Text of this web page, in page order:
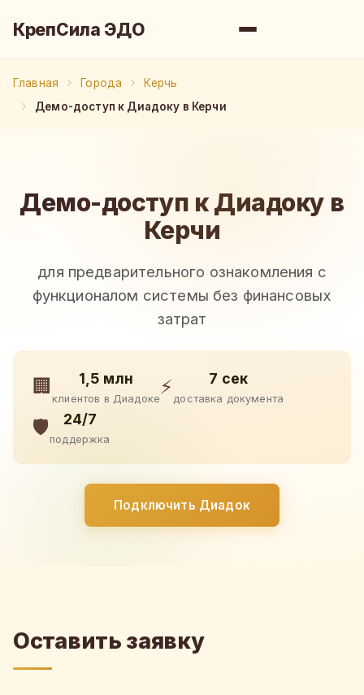
КрепСила ЭДО
Главная Города
Керчь
Демо-доступ к Диадоку в Керчи
Демо-доступ к Диадоку в
Керчи
для предварительного ознакомления с
функционалом системы без финансовых
затрат
🏢 1,5 млн
клиентов в Диадоке
⚡ 7 сек
доставка документа
🛡️ 24/7
поддержка
Подключить Диадок
Оставить заявку